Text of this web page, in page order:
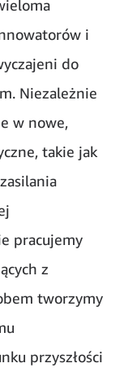
i
do
Niezależnie
w nowe,
takie jak
pracujemy
z
tworzymy
przyszłości